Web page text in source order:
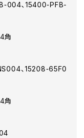
004､15400-PFB-
角
、15208-65F0
角